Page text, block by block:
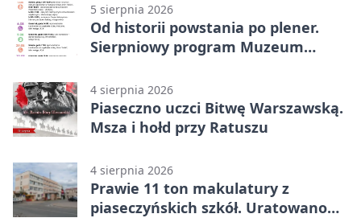
5 sierpnia 2026
Od historii powstania po plener.
Sierpniowy program Muzeum
4 sierpnia 2026
Piaseczno uczci Bitwę Warszawską.
Msza i hołd przy Ratuszu
4 sierpnia 2026
Prawie 11 ton makulatury z
piaseczyńskich szkół. Uratowano